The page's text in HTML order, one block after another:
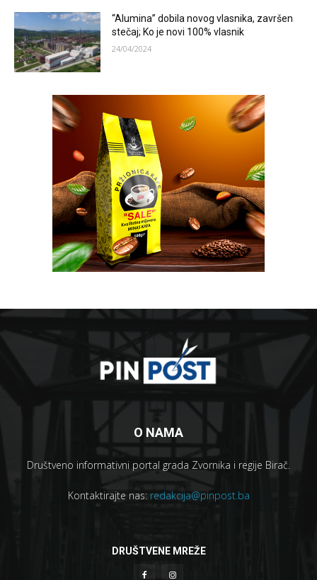
“Alumina” dobila novog vlasnika, završen
stečaj; Ko je novi 100% vlasnik
24/04/2024
O NAMA
Društveno informativni portal grada Zvornika i regije Birač.
Kontaktirajte nas: redakcija@pinpost.ba
DRUŠTVENE MREŽE